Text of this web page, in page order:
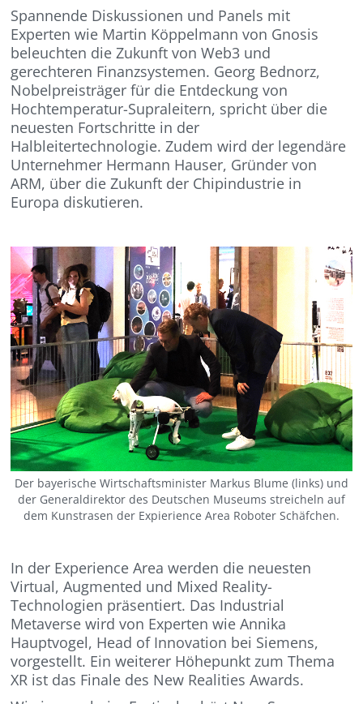
Spannende Diskussionen und Panels mit
Experten wie Martin Köppelmann von Gnosis
beleuchten die Zukunft von Web3 und
gerechteren Finanzsystemen. Georg Bednorz,
Nobelpreisträger für die Entdeckung von
Hochtemperatur-Supraleitern, spricht über die
neuesten Fortschritte in der
Halbleitertechnologie. Zudem wird der legendäre
Unternehmer Hermann Hauser, Gründer von
ARM, über die Zukunft der Chipindustrie in
Europa diskutieren.
Der bayerische Wirtschaftsminister Markus Blume (links) und
der Generaldirektor des Deutschen Museums streicheln auf
dem Kunstrasen der Expierience Area Roboter Schäfchen.
In der Experience Area werden die neuesten
Virtual, Augmented und Mixed Reality-
Technologien präsentiert. Das Industrial
Metaverse wird von Experten wie Annika
Hauptvogel, Head of Innovation bei Siemens,
vorgestellt. Ein weiterer Höhepunkt zum Thema
XR ist das Finale des New Realities Awards.